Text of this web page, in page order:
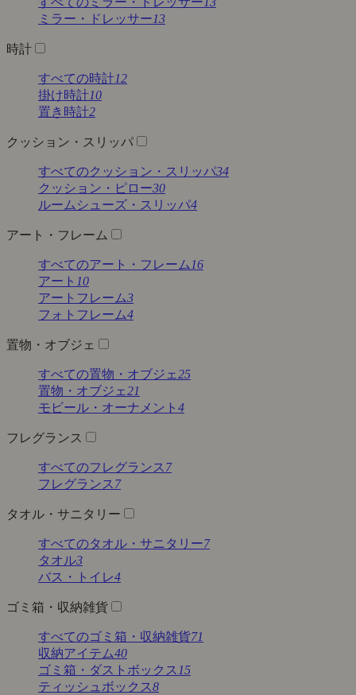
ミラー・ドレッサー13
時計
すべての時計12
掛け時計10
置き時計2
クッション・スリッパ
すべてのクッション・スリッパ34
クッション・ピロー30
ルームシューズ・スリッパ4
アート・フレーム
すべてのアート・フレーム 16
アート 10
アートフレーム3
フォトフレーム4
置物・オブジェ
すべての置物・オブジェ25
置物・オブジェ21
モビール・オーナメント 4
フレグランス
すべてのフレグランス 7
フレグランス 7
タオル・サニタリー
すべてのタオル・サニタリー7
タオル3
バス・トイレ4
ゴミ箱・収納雑貨
すべてのゴミ箱・収納雑貨71
収納アイテム40
ゴミ箱・ダストボックス 15
ティッシュボックス8